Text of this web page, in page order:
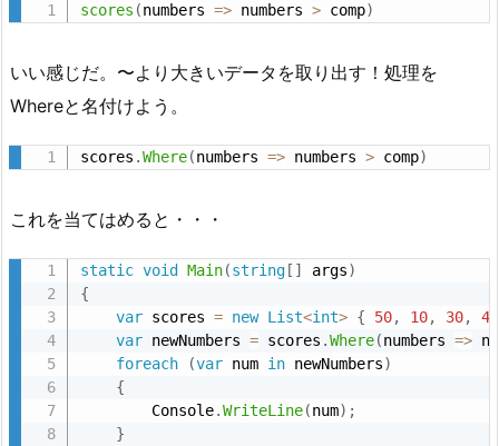
scores (numbers => numbers > comp)
いい感じだ。〜より大きいデータを取り出す！処理を
Whereと名付けよう。
scores .Where(numbers => numbers > comp)
これを当てはめると・・・
static void Main(string [ ] args)
{
var scores = new List<int> { 50, 10, 30,
40
var newNumbers = scores .Where(numbers =>
foreach
(var num in newNumbers)
{
        Console
.WriteLine(num) ;
}